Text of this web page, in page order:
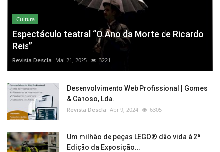
Cultura
Espectáculo teatral “O Ano da Morte de Ricardo
Reis”
Revista Descla Mai 21, 2025 3221
Desenvolvimento Web Profissional | Gomes
& Canoso, Lda.
Revista Descla Abr 9, 2024 6305
Um milhão de peças LEGO® dão vida à 2ª
Edição da Exposição...